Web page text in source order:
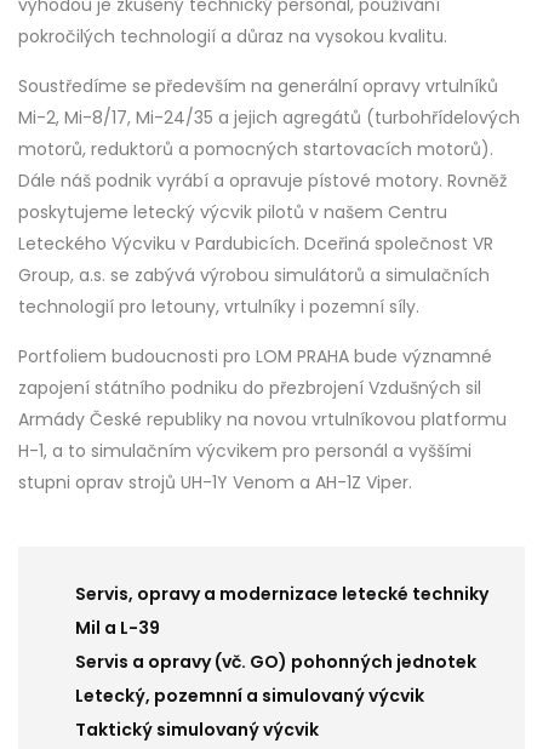
výhodou je zkušený technický personál, používání
pokročilých technologií a důraz na vysokou kvalitu.
Soustředíme se především na generální opravy vrtulníků
Mi-2, Mi-8/17, Mi-24/35 a jejich agregátů (turbohřídelových
motorů, reduktorů a pomocných startovacích motorů).
Dále náš podnik vyrábí a opravuje pístové motory. Rovněž
poskytujeme letecký výcvik pilotů v našem Centru
Leteckého Výcviku v Pardubicích. Dceřiná společnost VR
Group, a.s. se zabývá výrobou simulátorů a simulačních
technologií pro letouny, vrtulníky i pozemní síly.
Portfoliem budoucnosti pro LOM PRAHA bude významné
zapojení státního podniku do přezbrojení Vzdušných sil
Armády České republiky na novou vrtulníkovou platformu
H-1, a to simulačním výcvikem pro personál a vyššími
stupni oprav strojů UH-1Y Venom a AH-1Z Viper.
Servis, opravy a modernizace letecké techniky
Mil a L-39
Servis a opravy (vč. GO) pohonných jednotek
Letecký, pozemnní a simulovaný výcvik
Taktický simulovaný výcvik